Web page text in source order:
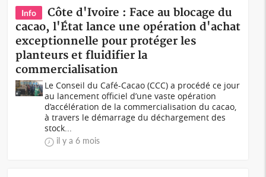
Info
Côte d'Ivoire : Face au blocage du
cacao, l'État lance une opération d'achat
exceptionnelle pour protéger les
planteurs et fluidifier la
commercialisation
Le Conseil du Café-Cacao (CCC) a procédé ce jour
au lancement officiel d’une vaste opération
d’accélération de la commercialisation du cacao,
à travers le démarrage du déchargement des
stock...
il y a 6 mois